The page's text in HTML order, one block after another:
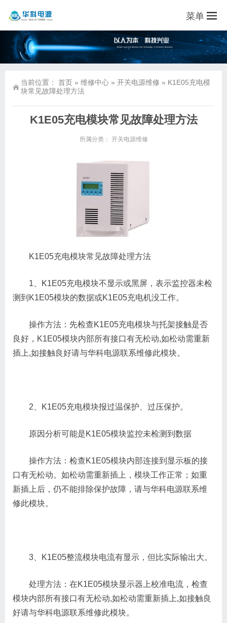
菜单
当前位置： 首页 » 维修中心 » 开关电源维修 » K1E05充电模
块常见故障处理方法
K1E05充电模块常见故障处理方法
所属分类： 开关电源维修
K1E05充电模块常见故障处理方法
1、K1E05充电模块不显示或黑屏，表示监控器未检
测到K1E05模块的数据或K1E05充电机没工作。
操作方法：先检查K1E05充电模块与托架接触是否
良好，K1E05模块内部所有接口有无松动,如松动需重新
插上,如接触良好请与华科电源联系维修此模块。
2、K1E05充电模块报过温保护、过压保护。
原因分析可能是K1E05模块监控未检测到数据
操作方法：检查K1E05模块内部连接到显示板的接
口有无松动。如松动需重新插上，模块工作正常；如重
新插上后，仍不能排除保护故障，请与华科电源联系维
修此模块。
3、K1E05整流模块电流有显示，但比实际输出大。
处理方法：在K1E05模块显示器上校准电流，检查
模块内部所有接口有无松动,如松动需重新插上,如接触良
好请与华科电源联系维修此模块。